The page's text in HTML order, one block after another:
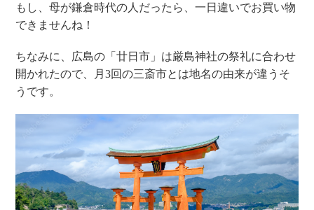
もし、母が鎌倉時代の人だったら、一日違いでお買い物
できませんね！
ちなみに、広島の「廿日市」は厳島神社の祭礼に合わせ
開かれたので、月3回の三斎市とは地名の由来が違うそ
うです。